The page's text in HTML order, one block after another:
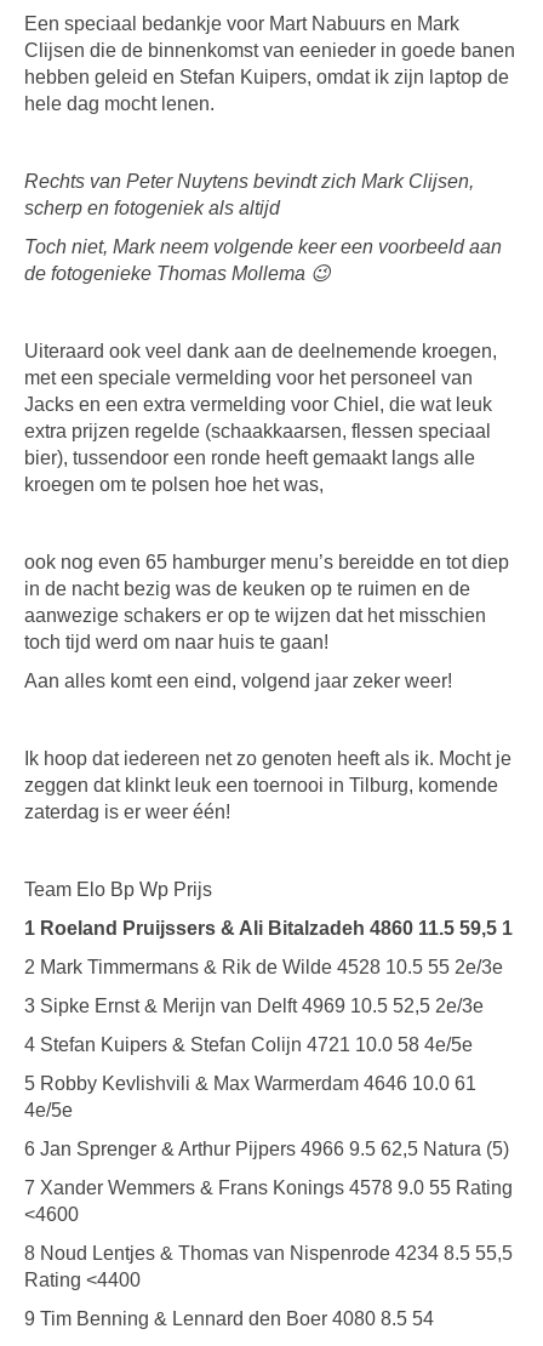
Een speciaal bedankje voor Mart Nabuurs en Mark
Clijsen die de binnenkomst van eenieder in goede banen
hebben geleid en Stefan Kuipers, omdat ik zijn laptop de
hele dag mocht lenen.
Rechts van Peter Nuytens bevindt zich Mark Clijsen,
scherp en fotogeniek als altijd
Toch niet, Mark neem volgende keer een voorbeeld aan
de fotogenieke Thomas Mollema 😉
Uiteraard ook veel dank aan de deelnemende kroegen,
met een speciale vermelding voor het personeel van
Jacks en een extra vermelding voor Chiel, die wat leuk
extra prijzen regelde (schaakkaarsen, flessen speciaal
bier), tussendoor een ronde heeft gemaakt langs alle
kroegen om te polsen hoe het was,
ook nog even 65 hamburger menu’s bereidde en tot diep
in de nacht bezig was de keuken op te ruimen en de
aanwezige schakers er op te wijzen dat het misschien
toch tijd werd om naar huis te gaan!
Aan alles komt een eind, volgend jaar zeker weer!
Ik hoop dat iedereen net zo genoten heeft als ik. Mocht je
zeggen dat klinkt leuk een toernooi in Tilburg, komende
zaterdag is er weer één!
Team Elo Bp Wp Prijs
1 Roeland Pruijssers & Ali Bitalzadeh 4860 11.5 59,5 1
2 Mark Timmermans & Rik de Wilde 4528 10.5 55 2e/3e
3 Sipke Ernst & Merijn van Delft 4969 10.5 52,5 2e/3e
4 Stefan Kuipers & Stefan Colijn 4721 10.0 58 4e/5e
5 Robby Kevlishvili & Max Warmerdam 4646 10.0 61
4e/5e
6 Jan Sprenger & Arthur Pijpers 4966 9.5 62,5 Natura (5)
7 Xander Wemmers & Frans Konings 4578 9.0 55 Rating
<4600
8 Noud Lentjes & Thomas van Nispenrode 4234 8.5 55,5
Rating <4400
9 Tim Benning & Lennard den Boer 4080 8.5 54